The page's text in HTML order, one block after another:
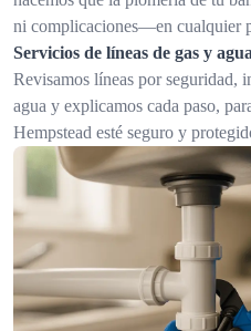
ni complicaciones—en cualquier
Servicios de líneas de gas y
Revisamos líneas por seguridad,
agua y explicamos cada paso,
Hempstead esté seguro y